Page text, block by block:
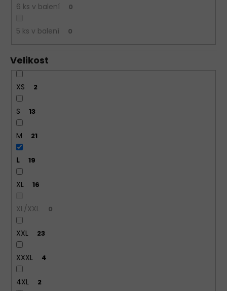
6 ks v balení 0
5 ks v balení 0
Velikost
XS 2
S 13
M 21
L 19
XL 16
XL/XXL 0
XXL 23
XXXL 4
4XL 2